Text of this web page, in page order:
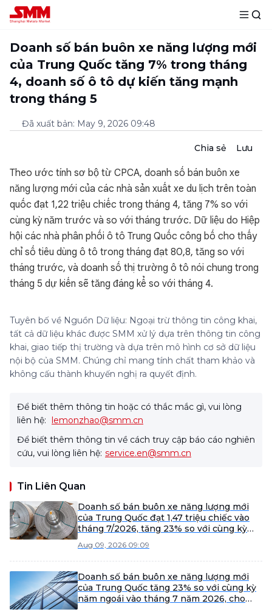
Doanh số bán buôn xe năng lượng mới
của Trung Quốc tăng 7% trong tháng
4, doanh số ô tô dự kiến tăng mạnh
trong tháng 5
Đã xuất bản: May 9, 2026 09:48
Chia sẻ Lưu
Theo ước tính sơ bộ từ CPCA, doanh số bán buôn xe
năng lượng mới của các nhà sản xuất xe du lịch trên toàn
quốc đạt 1,22 triệu chiếc trong tháng 4, tăng 7% so với
cùng kỳ năm trước và so với tháng trước. Dữ liệu do Hiệp
hội các nhà phân phối ô tô Trung Quốc công bố cho thấy
chỉ số tiêu dùng ô tô trong tháng đạt 80,8, tăng so với
tháng trước, và doanh số thị trường ô tô nói chung trong
tháng 5 dự kiến sẽ tăng đáng kể so với tháng 4.
Tuyên bố về Nguồn Dữ liệu: Ngoại trừ thông tin công khai,
tất cả dữ liệu khác được SMM xử lý dựa trên thông tin công
khai, giao tiếp thị trường và dựa trên mô hình cơ sở dữ liệu
nội bộ của SMM. Chúng chỉ mang tính chất tham khảo và
không cấu thành khuyến nghị ra quyết định.
Để biết thêm thông tin hoặc có thắc mắc gì, vui lòng
liên hệ: lemonzhao@smm.cn
Để biết thêm thông tin về cách truy cập báo cáo nghiên
cứu, vui lòng liên hệ: service.en@smm.cn
Tin Liên Quan
Doanh số bán buôn xe năng lượng mới
của Trung Quốc đạt 1,47 triệu chiếc vào
tháng 7/2026, tăng 23% so với cùng kỳ
thách thức.
Aug 09, 2026 09:09
Doanh số bán buôn xe năng lượng mới
của Trung Quốc tăng 23% so với cùng kỳ
năm ngoái vào tháng 7 năm 2026, cho